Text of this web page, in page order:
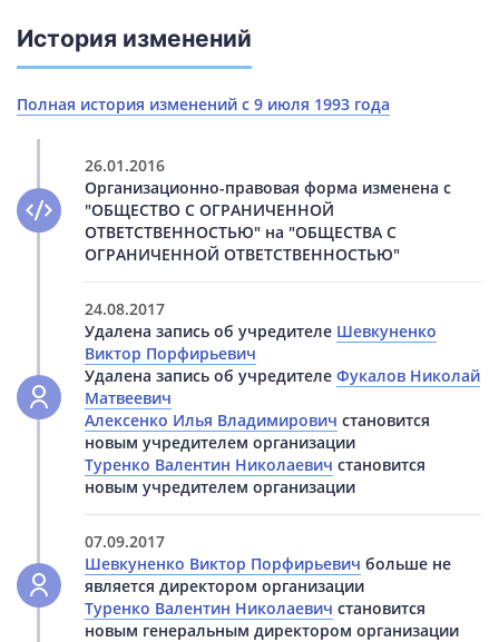
История изменений
Полная история изменений с 9 июля 1993 года
26.01.2016
Организационно-правовая форма изменена с
"ОБЩЕСТВО С ОГРАНИЧЕННОЙ
ОТВЕТСТВЕННОСТЬЮ" на "ОБЩЕСТВА С
ОГРАНИЧЕННОЙ ОТВЕТСТВЕННОСТЬЮ"
24.08.2017
Удалена запись об учредителе Шевкуненко
Виктор Порфирьевич
Удалена запись об учредителе Фукалов Николай
Матвеевич
Алексенко Илья Владимирович становится
новым учредителем организации
Туренко Валентин Николаевич становится
новым учредителем организации
07.09.2017
Шевкуненко Виктор Порфирьевич больше не
является директором организации
Туренко Валентин Николаевич становится
новым генеральным директором организации